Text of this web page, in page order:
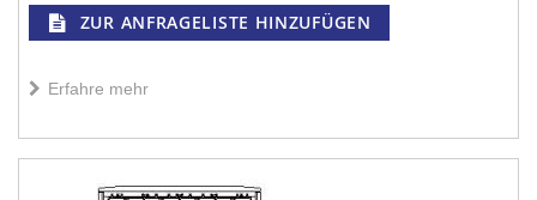
ZUR ANFRAGELISTE HINZUFÜGEN
Erfahre mehr